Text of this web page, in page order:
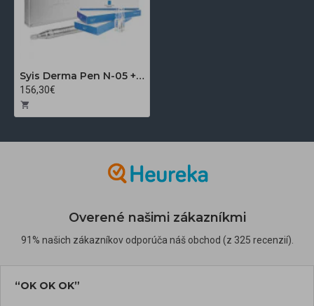
Syis Derma Pen N-05 + Syis hydratačné a vyživujúce ampulky 10x 3 ml
156,30€
Overené našimi zákazníkmi
91% našich zákazníkov odporúča náš obchod (z 325 recenzií).
“OK OK OK”